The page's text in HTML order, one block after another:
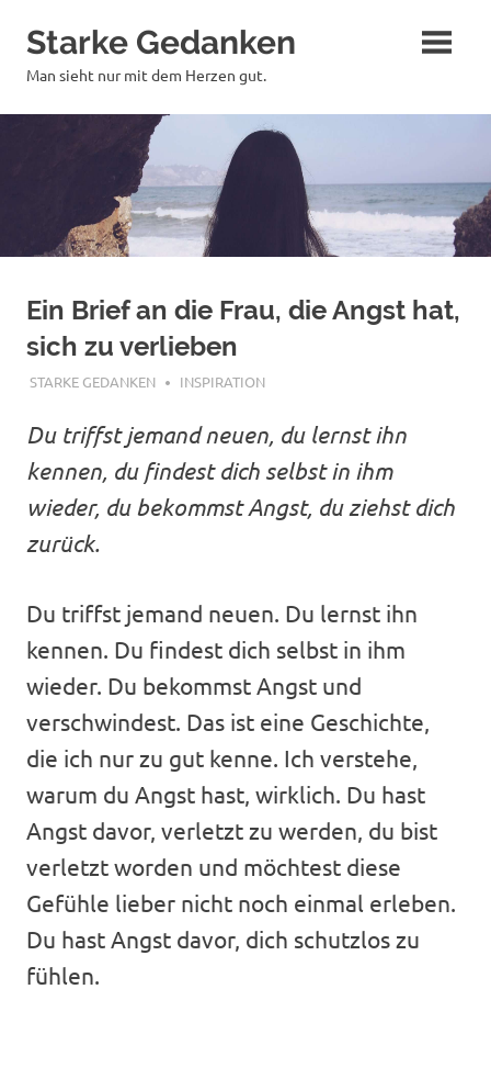
Inhalt
springen
Starke Gedanken
Man sieht nur mit dem Herzen gut.
Ein Brief an die Frau, die Angst hat,
sich zu verlieben
JANUAR 23, 2018
STARKE GEDANKEN INSPIRATION
Du triffst jemand neuen, du lernst ihn
kennen, du findest dich selbst in ihm
wieder, du bekommst Angst, du ziehst dich
zurück.
Du triffst jemand neuen. Du lernst ihn
kennen. Du findest dich selbst in ihm
wieder. Du bekommst Angst und
verschwindest. Das ist eine Geschichte,
die ich nur zu gut kenne. Ich verstehe,
warum du Angst hast, wirklich. Du hast
Angst davor, verletzt zu werden, du bist
verletzt worden und möchtest diese
Gefühle lieber nicht noch einmal erleben.
Du hast Angst davor, dich schutzlos zu
fühlen.